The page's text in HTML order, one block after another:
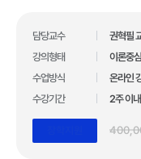
합격자
10
압도적인 합
*자
업계 유일
담당교수
권혁필
강의형태
이론중
수업방식
온라인
수강기간
2주 이내